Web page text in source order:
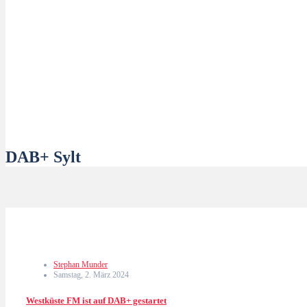
DAB+ Sylt
Stephan Munder
Samstag, 2. März 2024
Westküste FM ist auf DAB+ gestartet